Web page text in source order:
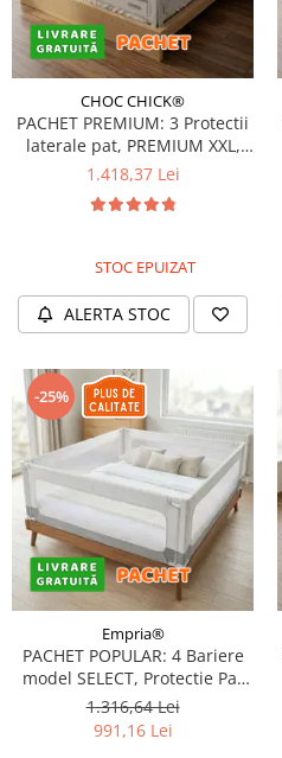
CHOC CHICK®
PACHET PREMIUM: 3 Protectii
laterale pat, PREMIUM XXL,
180x200 cm + 2 Seturi
1.418,37 Lei
STOC EPUIZAT
ALERTA STOC
-25%
Empria®
PACHET POPULAR: 4 Bariere
model SELECT, Protectie Pat
150x200 cm, Transformabile
in Tarc de joaca
1.316,64 Lei
991,16 Lei